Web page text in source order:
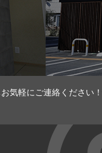
気軽にご連絡ください